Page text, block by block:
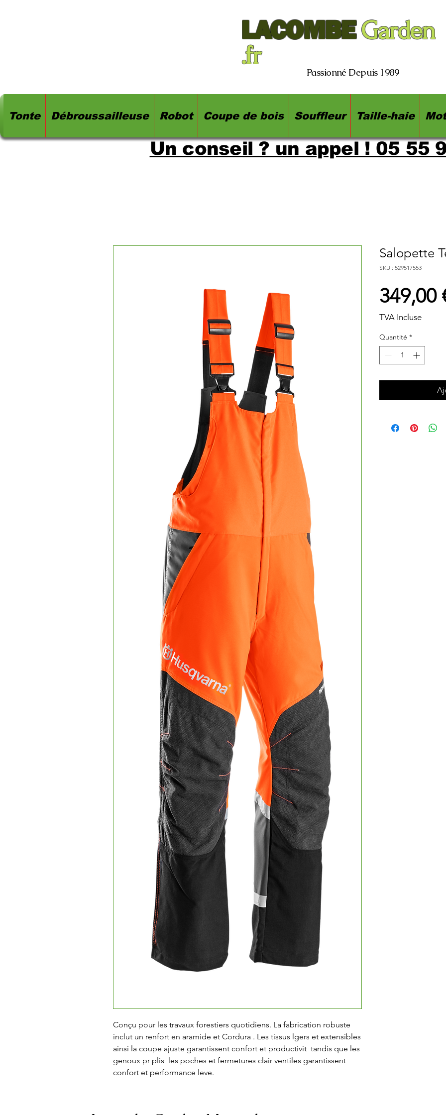
LACOMBE Garden
.fr
Passionné Depuis 1989
Tonte Débroussailleuse Robot Coupe de bois Souffleur Taille-haie
Un conseil ? un appel ! 05 55
Conçu pour les travaux forestiers quotidiens. La fabrication robuste
inclut un renfort en aramide et Cordura . Les tissus lgers et extensibles
ainsi la coupe ajuste garantissent confort et productivit  tandis que les
genoux pr plis  les poches et fermetures clair ventiles garantissent
confort et performance leve.
Salopette
SKU : 529517553
349,00
TVA Incluse
Quantité *